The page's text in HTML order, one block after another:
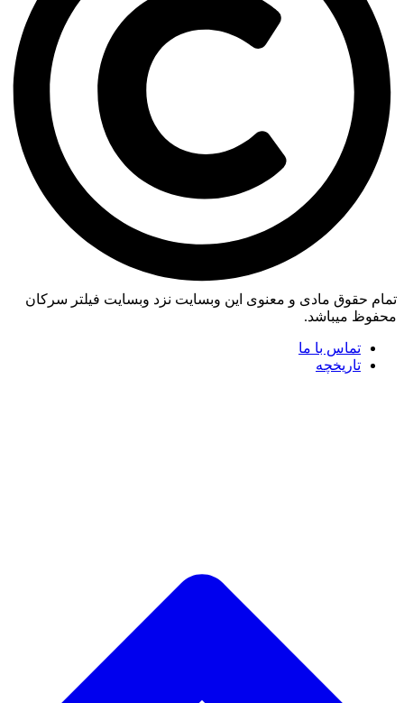
تمام حقوق مادی و معنوی این وبسایت نزد وبسایت فیلتر سرکان
محفوظ میباشد.
تماس با ما
تاریخچه